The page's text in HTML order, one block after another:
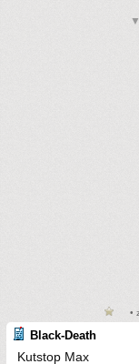
•
Black-Death
Kutstop Max